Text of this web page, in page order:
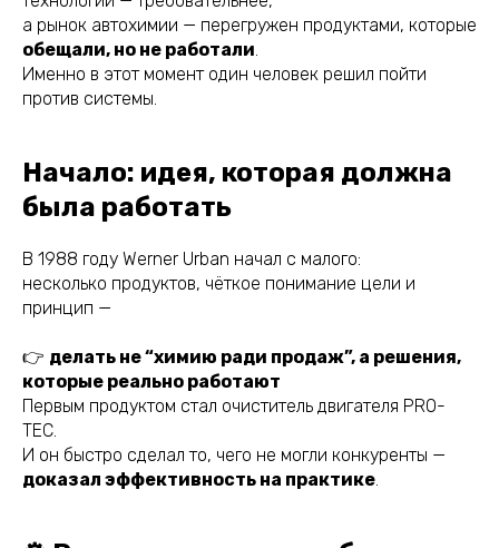
а рынок автохимии — перегружен продуктами, которые
обещали, но не работали.
Именно в этот момент один человек решил пойти
против системы.
Начало: идея, которая должна
была работать
В 1988 году Werner Urban начал с малого:
несколько продуктов, чёткое понимание цели и
принцип —
👉 делать не “химию ради продаж”, а решения,
которые реально работают
Первым продуктом стал очиститель двигателя PRO-
TEC.
И он быстро сделал то, чего не могли конкуренты —
доказал эффективность на практике.